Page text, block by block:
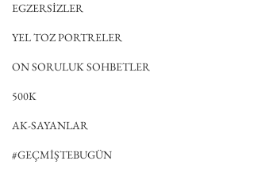
EGZERSİZLER
YEL TOZ PORTRELER
ON SORULUK SOHBETLER
500K
AK-SAYANLAR
#GEÇMİŞTEBUGÜN